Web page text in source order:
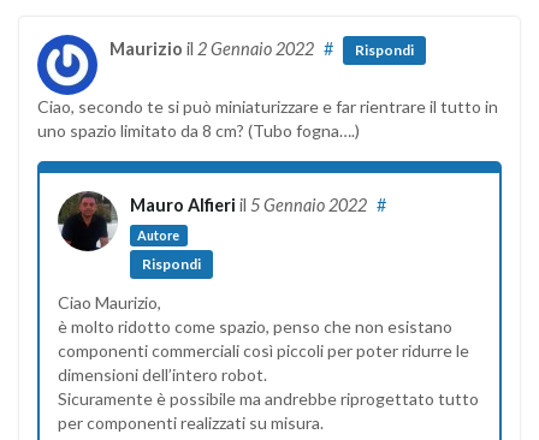
Maurizio il 2 Gennaio 2022 # Rispondi
Ciao, secondo te si può miniaturizzare e far rientrare il tutto in
uno spazio limitato da 8 cm? (Tubo fogna….)
Mauro Alfieri il 5 Gennaio 2022
Autore
#
Rispondi
Ciao Maurizio,
è molto ridotto come spazio, penso che non esistano
componenti commerciali così piccoli per poter ridurre le
dimensioni dell’intero robot.
Sicuramente è possibile ma andrebbe riprogettato tutto
per componenti realizzati su misura.